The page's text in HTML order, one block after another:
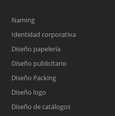
Naming
Identidad corporativa
Diseño papelería
Diseño publicitario
Diseño Packing
Diseño logo
Diseño de catálogos